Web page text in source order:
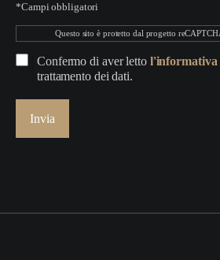
*Campi obbligatori
Questo sito è protetto dal progetto
Confermo di aver letto l'informativa
trattamento dei dati.